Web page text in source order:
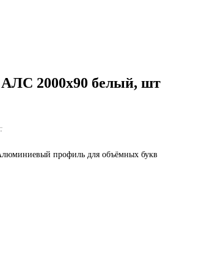
2000х90 белый, шт
профиль для объёмных букв